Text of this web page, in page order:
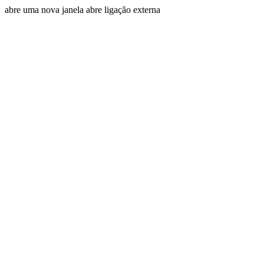
abre uma nova janela abre ligação externa